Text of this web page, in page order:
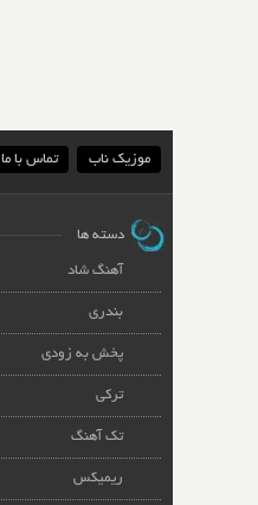
موزیک ناب تماس با ما
دسته ها
آهنگ شاد
بندری
پخش به زودی
ترکی
تک آهنگ
ریمیکس